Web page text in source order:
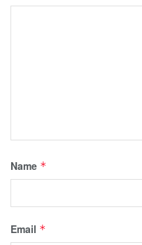
Name *
Email *